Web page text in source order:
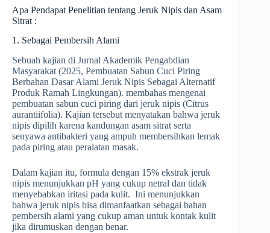
Apa Pendapat Penelitian tentang Jeruk Nipis dan Asam
Sitrat :
1. Sebagai Pembersih Alami
Sebuah kajian di Jurnal Akademik Pengabdian
Masyarakat (2025, Pembuatan Sabun Cuci Piring
Berbahan Dasar Alami Jeruk Nipis Sebagai Alternatif
Produk Ramah Lingkungan). membahas mengenai
pembuatan sabun cuci piring dari jeruk nipis (Citrus
aurantiifolia). Kajian tersebut menyatakan bahwa jeruk
nipis dipilih karena kandungan asam sitrat serta
senyawa antibakteri yang ampuh membersihkan lemak
pada piring atau peralatan masak.
Dalam kajian itu, formula dengan 15% ekstrak jeruk
nipis menunjukkan pH yang cukup netral dan tidak
menyebabkan iritasi pada kulit. Ini menunjukkan
bahwa jeruk nipis bisa dimanfaatkan sebagai bahan
pembersih alami yang cukup aman untuk kontak kulit
jika dirumuskan dengan benar.